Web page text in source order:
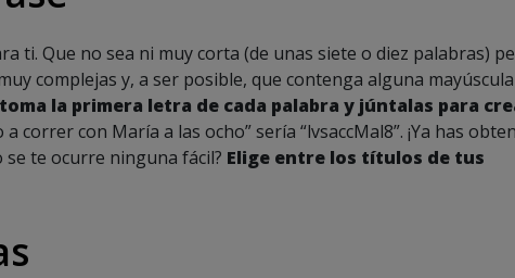
ti. Que no sea ni muy corta (de unas siete o diez palabras)
complejas y, a ser posible, que contenga alguna
toma la primera letra de cada palabra y júntalas para
correr con María a las ocho” sería “lvsaccMal8”. ¡Ya has
se te ocurre ninguna fácil? Elige entre los títulos de tus